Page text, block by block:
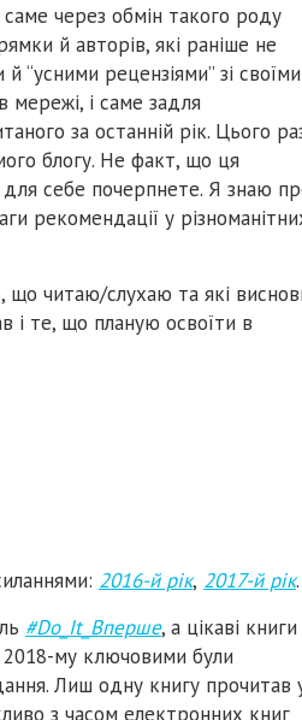
через обмін такого роду
й авторів, які раніше не
“усними рецензіями” зі своїми
і саме задля
за останній рік. Цього
блогу. Не факт, що ця
для себе почерпнете. Я знаю
рекомендації у
що читаю/слухаю та які
і те, що планую освоїти в
2016-й рік, 2017-й рік.
#Do_It_Вперше, а цікаві книги
2018-му ключовими були
Лиш одну книгу прочитав
з часом електронних книг